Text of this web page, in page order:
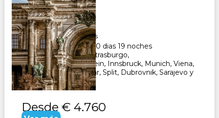
Duración:
20Días19Noches
Paquete Turistico de 20 dias 19 noches
Visitando Frankfurt, Estrasburgo,
Fussen, Neuschwanstein, Innsbruck, Munich, Viena,
Ljubljana, Opatija, Zadar, Split, Dubrovnik, Sarajevo y
Zagreb. CONSULTAR
Desde € 4.760